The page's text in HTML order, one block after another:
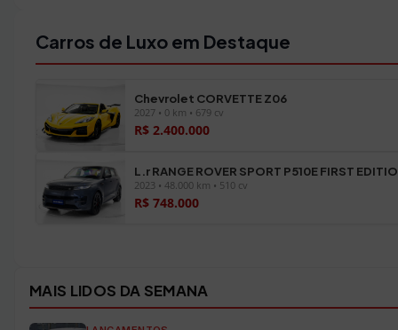
Carros de Luxo em Destaque
Chevrolet CORVETTE Z06
2027 • 0 km • 679 cv
R$ 2.400.000
L.r RANGE ROVER SPORT P510E FIRST
2023 • 48.000 km • 510 cv
R$ 748.000
MAIS LIDOS DA SEMANA